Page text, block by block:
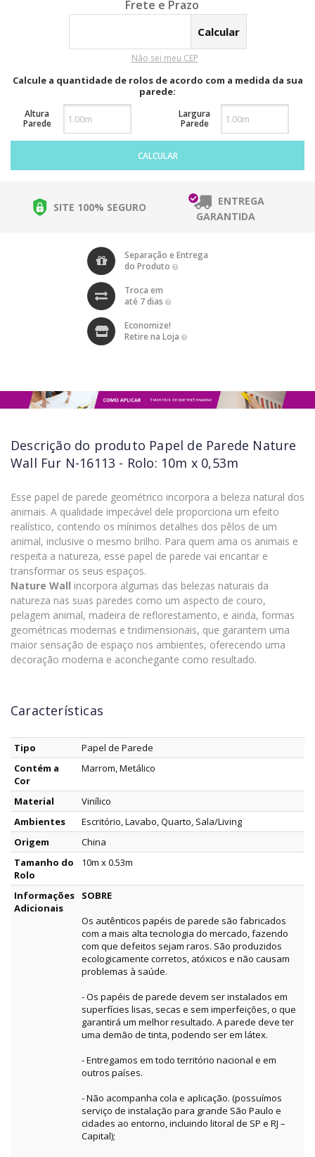
Calcular o Frete
Não sei meu CEP
Calcule a quantidade de rolos de acordo com a medida da sua
parede:
Altura
Parede
Largura
Parede
CALCULAR
SITE 100% SEGURO
ENTREGA
GARANTIDA
Separação e Entrega
do Produto
Troca em
até 7 dias
Economize!
Retire na Loja
Descrição do produto Papel de Parede Nature
Wall Fur N-16113 - Rolo: 10m x 0,53m
Esse papel de parede geométrico incorpora a beleza natural dos
animais. A qualidade impecável dele proporciona um efeito
realístico, contendo os mínimos detalhes dos pêlos de um
animal, inclusive o mesmo brilho. Para quem ama os animais e
respeita a natureza, esse papel de parede vai encantar e
transformar os seus espaços.
Nature Wall incorpora algumas das belezas naturais da
natureza nas suas paredes como um aspecto de couro,
pelagem animal, madeira de reflorestamento, e ainda, formas
geométricas modernas e tridimensionais, que garantem uma
maior sensação de espaço nos ambientes, oferecendo uma
decoração moderna e aconchegante como resultado.
Características
Tipo
Papel de Parede
Contém a
Cor
Marrom, Metálico
Material
Vinílico
Ambientes
Escritório, Lavabo, Quarto, Sala/Living
Origem
China
Tamanho do
Rolo
10m x 0.53m
Informações
Adicionais
SOBRE
Os autênticos papéis de parede são fabricados
com a mais alta tecnologia do mercado, fazendo
com que defeitos sejam raros. São produzidos
ecologicamente corretos, atóxicos e não causam
problemas à saúde.
- Os papéis de parede devem ser instalados em
superfícies lisas, secas e sem imperfeições, o que
garantirá um melhor resultado. A parede deve ter
uma demão de tinta, podendo ser em látex.
- Entregamos em todo território nacional e em
outros países.
- Não acompanha cola e aplicação. (possuímos
serviço de instalação para grande São Paulo e
cidades ao entorno, incluindo litoral de SP e RJ –
Capital);